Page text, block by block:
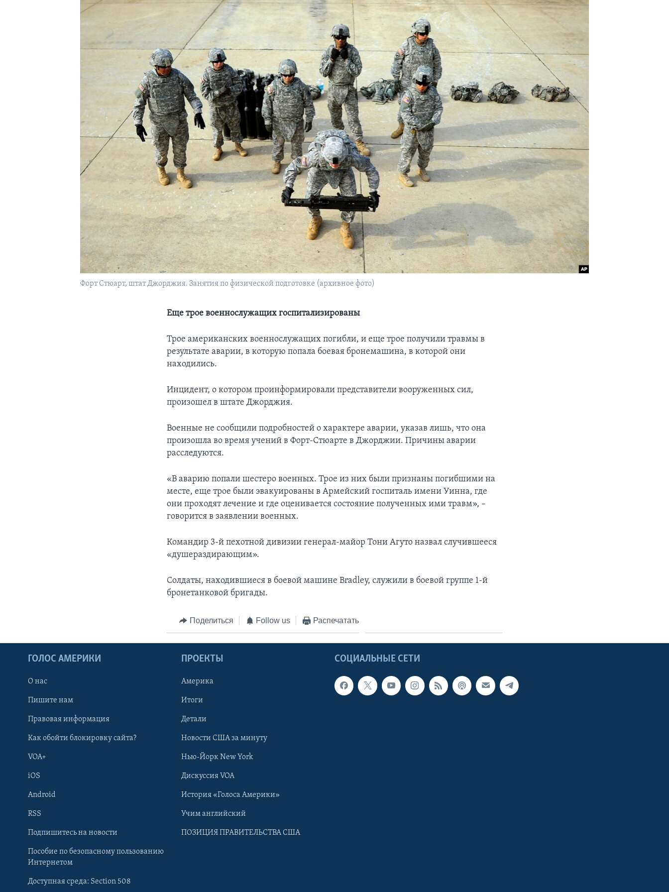
Learning English
Форт Стюарт, штат Джорджия. Занятия по физической подготовке (архивное фото)
Еще трое военнослужащих госпитализированы
Трое американских военнослужащих погибли, и еще трое получили травмы в
результате аварии, в которую попала боевая бронемашина, в которой они
находились.
Инцидент, о котором проинформировали представители вооруженных сил,
произошел в штате Джорджия.
Военные не сообщили подробностей о характере аварии, указав лишь, что она
произошла во время учений в Форт-Стюарте в Джорджии. Причины аварии
расследуются.
«В аварию попали шестеро военных. Трое из них были признаны погибшими на
месте, еще трое были эвакуированы в Армейский госпиталь имени Уинна, где
они проходят лечение и где оценивается состояние полученных ими травм», –
говорится в заявлении военных.
Командир 3-й пехотной дивизии генерал-майор Тони Агуто назвал случившееся
«душераздирающим».
Солдаты, находившиеся в боевой машине Bradley, служили в боевой группе 1-й
бронетанковой бригады.
Поделиться Follow us Распечатать
СОЦИАЛЬНЫЕ СЕТИ
ГОЛОС АМЕРИКИ
О нас
Пишите нам
Правовая информация
Как обойти блокировку сайта?
VOA+
iOS
Android
RSS
Подпишитесь на новости
Пособие по безопасному пользованию
Интернетом
Доступная среда: Section 508
ПРОЕКТЫ
Америка
Итоги
Детали
Новости США за минуту
Нью-Йорк New York
Дискуссия VOA
История «Голоса Америки»
Учим английский
ПОЗИЦИЯ ПРАВИТЕЛЬСТВА США